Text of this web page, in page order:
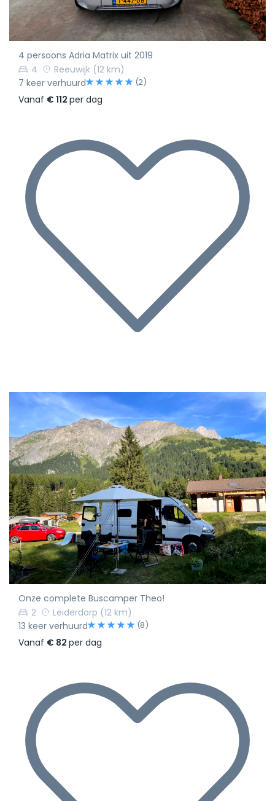
4 persoons Adria Matrix uit 2019
4
Reeuwijk (12 km)
7 keer verhuurd
(2)
Vanaf € 112 per dag
Onze complete Buscamper Theo!
2
Leiderdorp (12 km)
13 keer verhuurd
(8)
Vanaf € 82 per dag